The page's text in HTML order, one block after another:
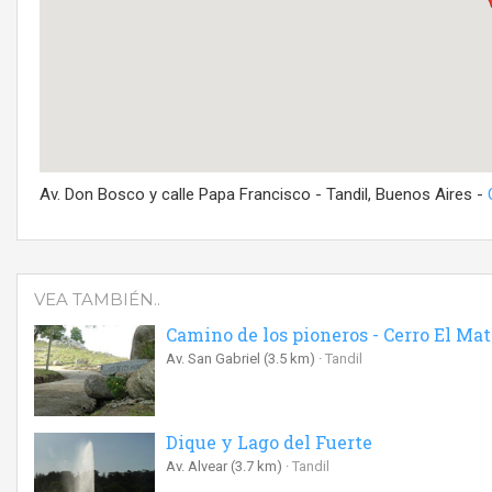
Av. Don Bosco y calle Papa Francisco - Tandil, Buenos Aires -
VEA TAMBIÉN..
Camino de los pioneros - Cerro El
Av. San Gabriel (3.5 km) Tandil
Dique y Lago del Fuerte
Av. Alvear (3.7 km) Tandil